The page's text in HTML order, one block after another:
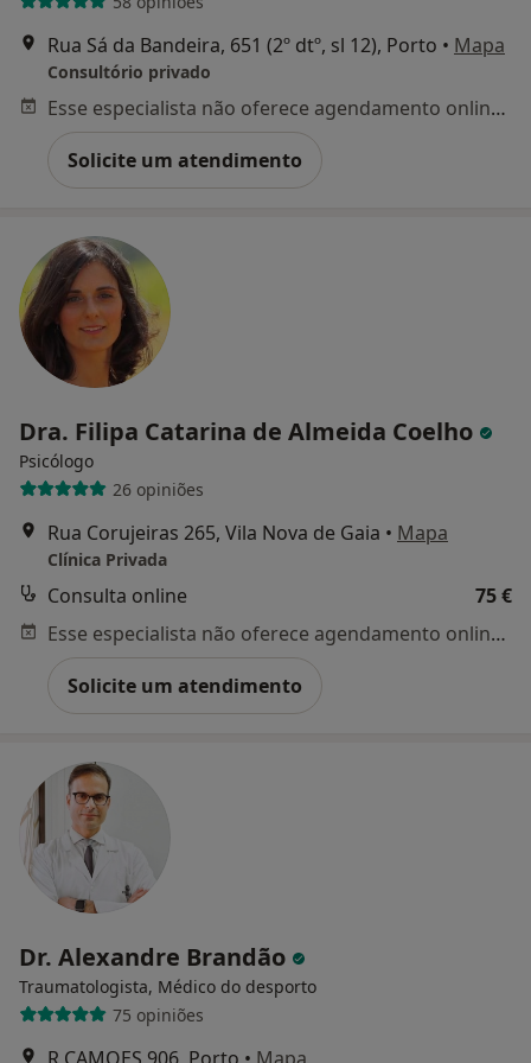
Rua Sá da Bandeira, 651 (2º dtº, sl 12), Porto • Mapa
Consultório privado
Esse especialista não oferece agendamento online para esse endereço.
Solicite um atendimento
Dra. Filipa Catarina de Almeida Coelho
Psicólogo
26 opiniões
Rua Corujeiras 265, Vila Nova de Gaia • Mapa
Clínica Privada
Consulta online
75 €
Esse especialista não oferece agendamento online para esse endereço.
Solicite um atendimento
Dr. Alexandre Brandão
Traumatologista, Médico do desporto
75 opiniões